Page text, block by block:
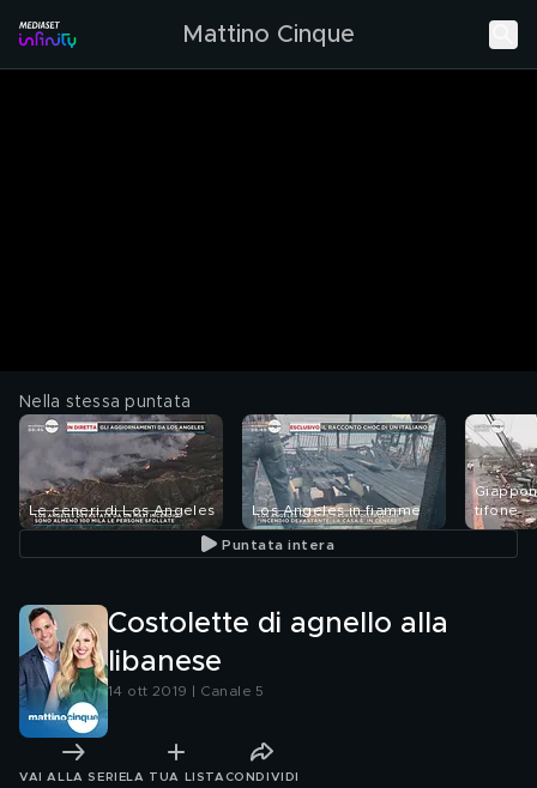
Mattino Cinque
Nella stessa puntata
Le ceneri di Los Angeles Los Angeles in fiamme
tifone
Puntata intera
Costolette di agnello alla
libanese
14 ott 2019 | Canale 5
VAI ALLA SERIE LA TUA LISTA CONDIVIDI